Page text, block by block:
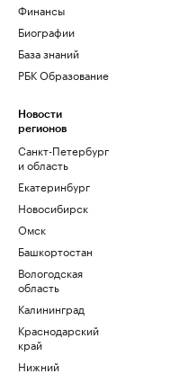
Финансы
Биографии
База знаний
РБК Образование
Новости
регионов
Санкт-Петербург
и область
Екатеринбург
Новосибирск
Омск
Башкортостан
Вологодская
область
Калининград
Краснодарский
край
Нижний